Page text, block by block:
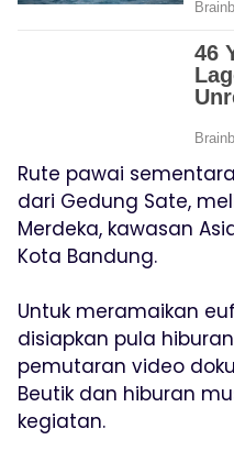
Rute pawai
dari Gedung Sate,
Merdeka, kawasan
Kota Bandung.
Untuk meramaikan
disiapkan pula
pemutaran video
Beutik dan hiburan
kegiatan.